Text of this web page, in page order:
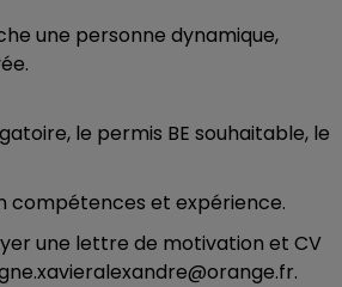
une personne dynamique,
le permis BE souhaitable, le
compétences et expérience.
une lettre de motivation et CV